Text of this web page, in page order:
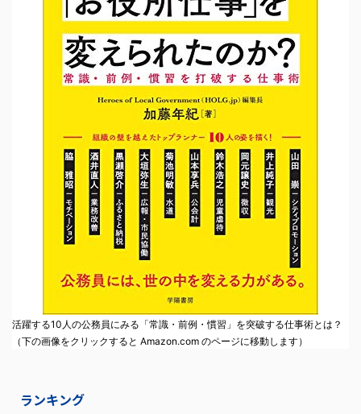
活躍する10人の公務員にみる「常識・前例・慣習」を突破する仕事術とは？
（下の画像をクリックすると Amazon.com のページに移動します）
ランキング